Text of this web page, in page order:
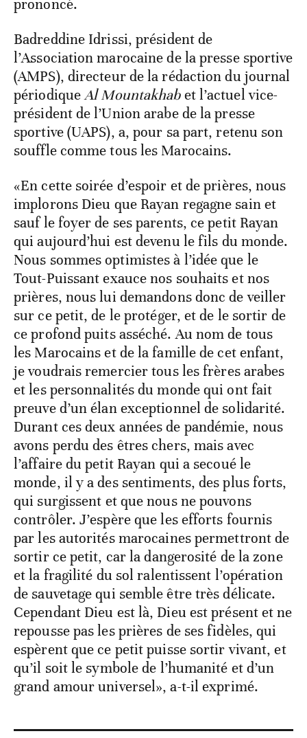
prononcé.
Badreddine Idrissi, président de
l’Association marocaine de la presse sportive
(AMPS), directeur de la rédaction du journal
périodiqueAl Mountakhabet l’actuel vice-
président de l’Union arabe de la presse
sportive (UAPS), a, pour sa part, retenu son
souffle comme tous les Marocains.
«En cette soirée d’espoir et de prières, nous
implorons Dieu que Rayan regagne sain et
sauf le foyer de ses parents, ce petit Rayan
qui aujourd’hui est devenu le fils du monde.
Nous sommes optimistes à l’idée que le
Tout-Puissant exauce nos souhaits et nos
prières, nous lui demandons donc de veiller
sur ce petit, de le protéger, et de le sortir de
ce profond puits asséché. Au nom de tous
les Marocains et de la famille de cet enfant,
je voudrais remercier tous les frères arabes
et les personnalités du monde qui ont fait
preuve d’un élan exceptionnel de solidarité.
Durant ces deux années de pandémie, nous
avons perdu des êtres chers, mais avec
l’affaire du petit Rayan qui a secoué le
monde, il y a des sentiments, des plus forts,
qui surgissent et que nous ne pouvons
contrôler. J’espère que les efforts fournis
par les autorités marocaines permettront de
sortir ce petit, car la dangerosité de la zone
et la fragilité du sol ralentissent l’opération
de sauvetage qui semble être très délicate.
Cependant Dieu est là, Dieu est présent et ne
repousse pas les prières de ses fidèles, qui
espèrent que ce petit puisse sortir vivant, et
qu’il soit le symbole de l’humanité et d’un
grand amour universel», a-t-il exprimé.